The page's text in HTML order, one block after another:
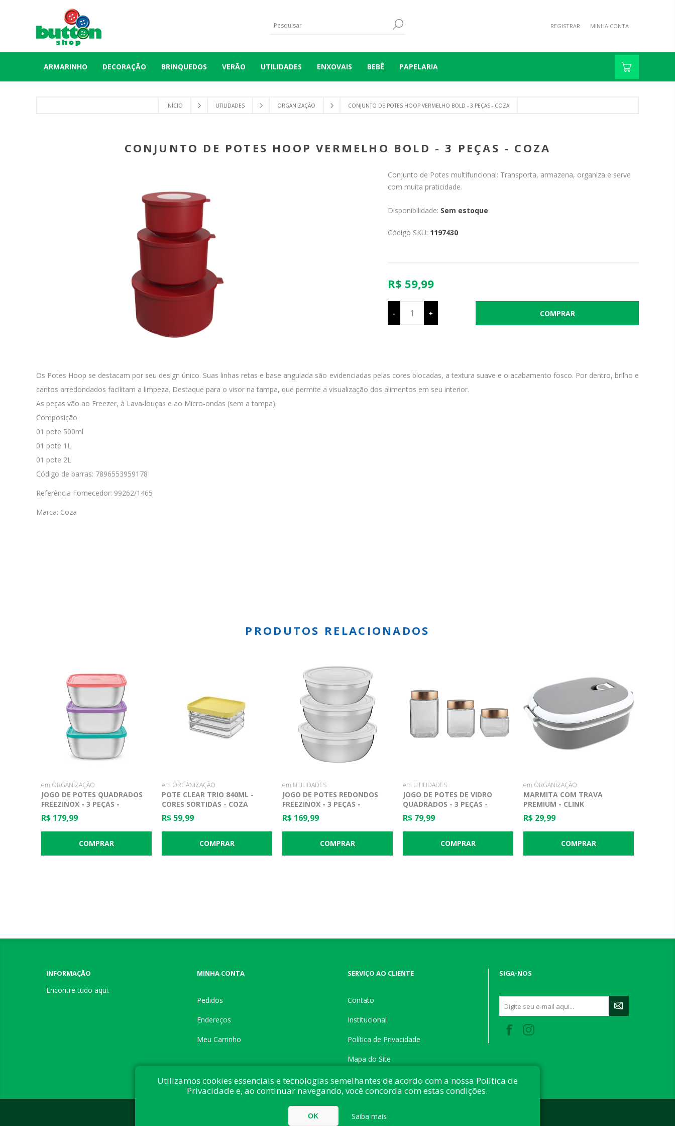
REGISTRAR MINHA CONTA
ARMARINHO DECORAÇÃO BRINQUEDOS VERÃO UTILIDADES ENXOVAIS BEBÊ PAPELARIA
INÍCIO UTILIDADES ORGANIZAÇÃO CONJUNTO DE POTES HOOP VERMELHO BOLD - 3 PEÇAS - COZA
CONJUNTO DE POTES HOOP VERMELHO BOLD - 3 PEÇAS - COZA
Conjunto de Potes multifuncional: Transporta, armazena, organiza e serve
com muita praticidade.
Disponibilidade: Sem estoque
Código SKU: 1197430
R$ 59,99
- +
Os Potes Hoop se destacam por seu design único. Suas linhas retas e base angulada são evidenciadas pelas cores blocadas, a textura suave e o acabamento fosco. Por dentro, brilho e
cantos arredondados facilitam a limpeza. Destaque para o visor na tampa, que permite a visualização dos alimentos em seu interior.
As peças vão ao Freezer, à Lava-louças e ao Micro-ondas (sem a tampa).
Composição
01 pote 500ml
01 pote 1L
01 pote 2L
Código de barras: 7896553959178
Referência Fornecedor: 99262/1465
Marca: Coza
PRODUTOS RELACIONADOS
em ORGANIZAÇÃO
JOGO DE POTES QUADRADOS
FREEZINOX - 3 PEÇAS -
TRAMONTINA
R$ 179,99
em ORGANIZAÇÃO
POTE CLEAR TRIO 840ML -
CORES SORTIDAS - COZA
R$ 59,99
em UTILIDADES
JOGO DE POTES REDONDOS
FREEZINOX - 3 PEÇAS -
TRAMONTINA
R$ 169,99
em UTILIDADES
JOGO DE POTES DE VIDRO
QUADRADOS - 3 PEÇAS -
DYNASTY
R$ 79,99
em ORGANIZAÇÃO
MARMITA COM TRAVA
PREMIUM - CLINK
R$ 29,99
INFORMAÇÃO
Encontre tudo aqui.
MINHA CONTA
Pedidos
Endereços
Meu Carrinho
SERVIÇO AO CLIENTE
Contato
Institucional
Política de Privacidade
Mapa do Site
SIGA-NOS
nopCommerce Direitos autorais © 2026 Button Shop. Todos direitos reservados.
Utilizamos cookies essenciais e tecnologias semelhantes de acordo com a nossa Política de
Privacidade e, ao continuar navegando, você concorda com estas condições.
OK Saiba mais